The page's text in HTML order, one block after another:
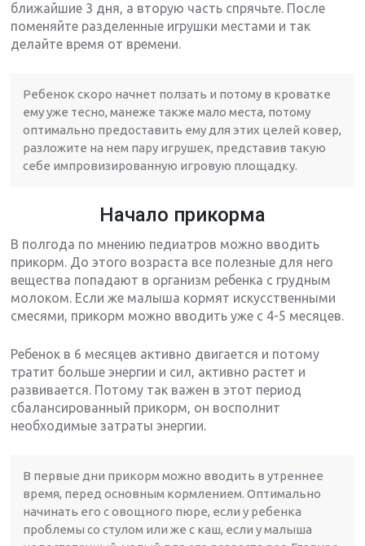
ближайшие 3 дня, а вторую часть спрячьте. После
поменяйте разделенные игрушки местами и так
делайте время от времени.
Ребенок скоро начнет ползать и потому в кроватке
ему уже тесно, манеже также мало места, потому
оптимально предоставить ему для этих целей ковер,
разложите на нем пару игрушек, представив такую
себе импровизированную игровую площадку.
Начало прикорма
В полгода по мнению педиатров можно вводить
прикорм. До этого возраста все полезные для него
вещества попадают в организм ребенка с грудным
молоком. Если же малыша кормят искусственными
смесями, прикорм можно вводить уже с 4-5 месяцев.
Ребенок в 6 месяцев активно двигается и потому
тратит больше энергии и сил, активно растет и
развивается. Потому так важен в этот период
сбалансированный прикорм, он восполнит
необходимые затраты энергии.
В первые дни прикорм можно вводить в утреннее
время, перед основным кормлением. Оптимально
начинать его с овощного пюре, если у ребенка
проблемы со стулом или же с каш, если у малыша